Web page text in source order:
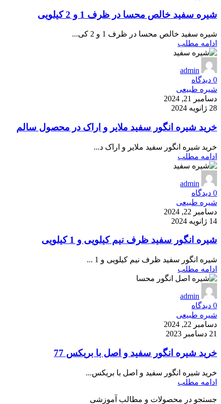
شیره سفید خالص محسا در ظرف 1 و 2 کیلویی
شیره سفید خالص محسا در ظرف 1 و 2 کی...
ادامه مطلب
admin
0 دیدگاه
شیره طبیعی
دسامبر 21, 2024
28 ژانویه 2024
خرید شیره انگور سفید ملایر و اراک در محصول سالم
خرید شیره انگور سفید ملایر و اراک د...
ادامه مطلب
admin
0 دیدگاه
شیره طبیعی
دسامبر 22, 2024
14 ژانویه 2024
شیره انگور سفید ظرف نیم کیلویی و 1 کیلویی
شیره انگور سفید ظرف نیم کیلویی و 1 ...
ادامه مطلب
admin
0 دیدگاه
شیره طبیعی
دسامبر 22, 2024
21 دسامبر 2023
خرید شیره انگور سفید و اصل با بریکس 77
خرید شیره انگور سفید و اصل با بریکس...
ادامه مطلب
جستجو در محصولات و مطالب آموزشی